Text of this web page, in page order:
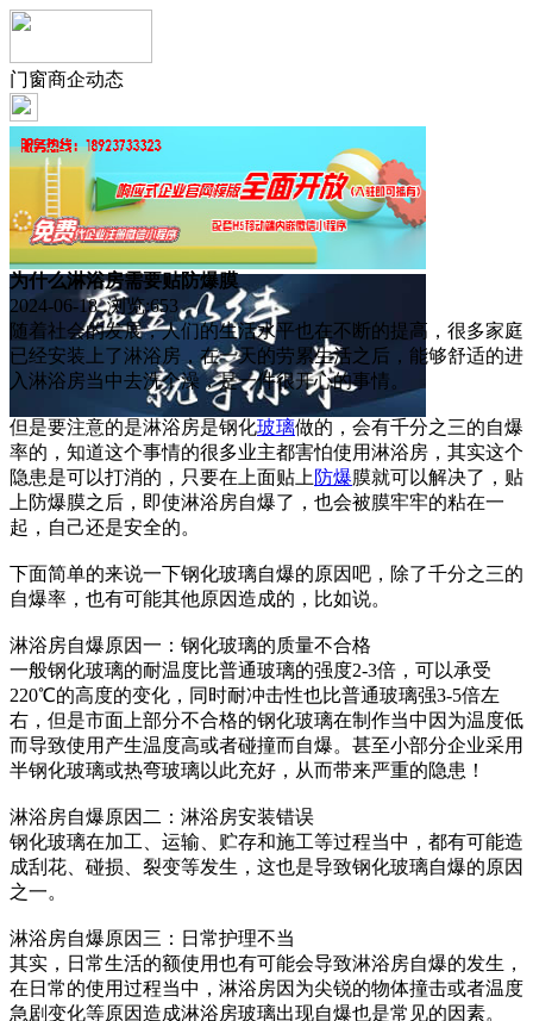
门窗商企动态
为什么淋浴房需要贴防爆膜
2024-06-18 浏览:653
随着社会的发展，人们的生活水平也在不断的提高，很多家庭
已经安装上了淋浴房，在一天的劳累生活之后，能够舒适的进
入淋浴房当中去洗个澡，是一件很开心的事情。
但是要注意的是淋浴房是钢化玻璃做的，会有千分之三的自爆
率的，知道这个事情的很多业主都害怕使用淋浴房，其实这个
隐患是可以打消的，只要在上面贴上 防爆膜就可以解决了，贴
上防爆膜之后，即使淋浴房自爆了，也会被膜牢牢的粘在一
起，自己还是安全的。
下面简单的来说一下钢化玻璃自爆的原因吧，除了千分之三的
自爆率，也有可能其他原因造成的，比如说。
淋浴房自爆原因一：钢化玻璃的质量不合格
一般钢化玻璃的耐温度比普通玻璃的强度2-3倍，可以承受
220℃的高度的变化，同时耐冲击性也比普通玻璃强3-5倍左
右，但是市面上部分不合格的钢化玻璃在制作当中因为温度低
而导致使用产生温度高或者碰撞而自爆。甚至小部分企业采用
半钢化玻璃或热弯玻璃以此充好，从而带来严重的隐患！
淋浴房自爆原因二：淋浴房安装错误
钢化玻璃在加工、运输、贮存和施工等过程当中，都有可能造
成刮花、碰损、裂变等发生，这也是导致钢化玻璃自爆的原因
之一。
淋浴房自爆原因三：日常护理不当
其实，日常生活的额使用也有可能会导致淋浴房自爆的发生，
在日常的使用过程当中，淋浴房因为尖锐的物体撞击或者温度
急剧变化等原因造成淋浴房玻璃出现自爆也是常见的因素。